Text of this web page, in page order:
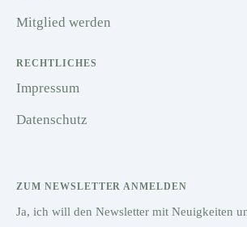
Mitglied werden
RECHTLICHES
Impressum
Datenschutz
ZUM NEWSLETTER ANMELDEN
Ja, ich will den Newsletter mit Neuigkeiten